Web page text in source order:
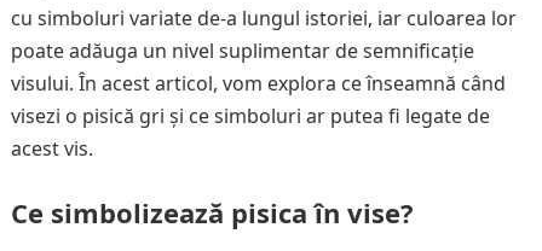
cu simboluri variate de-a lungul istoriei, iar culoarea lor
poate adăuga un nivel suplimentar de semnificație
visului. În acest articol, vom explora ce înseamnă când
visezi o pisică gri și ce simboluri ar putea fi legate de
acest vis.
Ce simbolizează pisica în vise?